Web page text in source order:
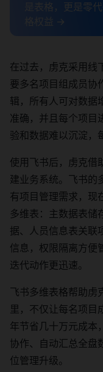
是表格，更是零
格权益 →
在过去，虏克采用线
要多名项目组成员协
辑，所有人可对数据
准确，并且每个项目
验和数据难以沉淀，
使用飞书后，虏克借
建业务系统。飞书的
有项目管理需求，现
多维表：主数据表储
据、人员信息表关联
信息，权限隔离方便
迭代动作更迅速。
飞书多维表格帮助虏
里，不仅让每名项目
年节省几十万元成本
协作、自动汇总全盘
位管理升级。